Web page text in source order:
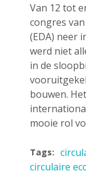
Van 12 tot
congres
(EDA) neer
werd niet
in de
bouwen.
mooie rol
Tags:
circulaire